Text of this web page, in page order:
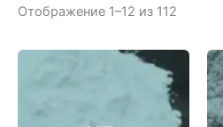
Отображение 1–12 из 112